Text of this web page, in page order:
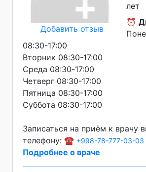
Добавить отзыв
лет
⏰
08:30-17:00
Вторник 08:30-17:00
Среда 08:30-17:00
Четверг 08:30-17:00
Пятница 08:30-17:00
Суббота 08:30-17:00
Записаться на приём к врачу
телефону: ☎️ +998-78-777-03-03
Подробнее о враче